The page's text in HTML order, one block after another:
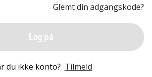
Glemt din adgangskode?
Log på
du ikke konto? Tilmeld